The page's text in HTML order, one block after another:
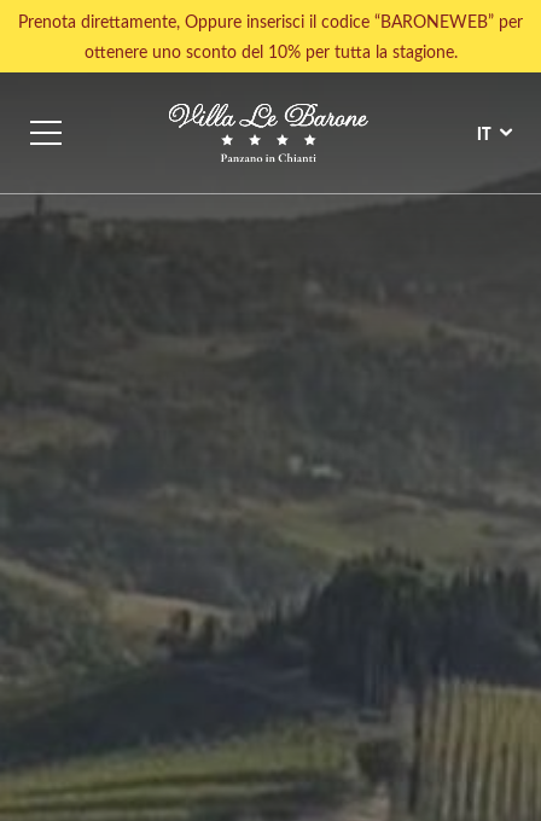
Prenota direttamente, Oppure inserisci il codice “BARONEWEB” per
ottenere uno sconto del 10% per tutta la stagione.
IT